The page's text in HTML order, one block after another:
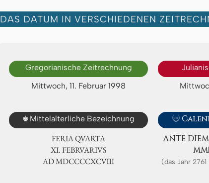
DAS DATUM IN VERSCHIEDENEN
Gregorianische Zeitrechnung
Mittwoch, 11. Februar 1998
♚ Mittelalterliche Bezeichnung
FERIA QUARTA
Ⅺ. FEBRVARIVS
AD ⅯⅮⅭⅭⅭⅭⅩⅭⅧ

ANTE
(das Jahr